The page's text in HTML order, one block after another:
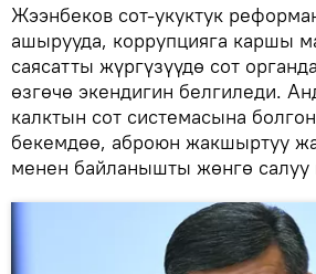
Жээнбеков сот-укуктук
ашырууда, коррупцияга каршы
саясатты жүргүзүүдө сот
өзгөчө экендигин белгиледи.
калктын сот системасына
бекемдөө, аброюн жакшыртуу
менен байланышты жөнгө салуу